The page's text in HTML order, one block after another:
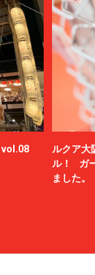
vol.08
ルクア大
ル！ ガ
ました。